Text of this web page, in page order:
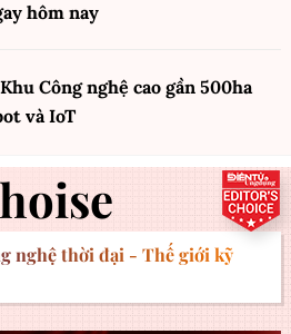
hôm nay
Công nghệ cao gần 500ha
và IoT
nghệ thời đại - Thế giới kỹ